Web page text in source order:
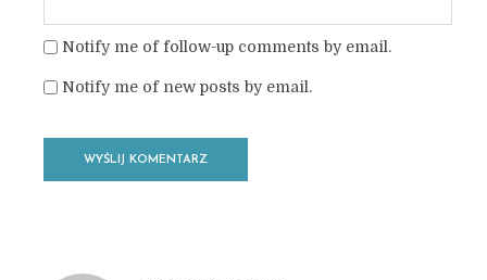
Notify me of follow-up comments by email.
Notify me of new posts by email.